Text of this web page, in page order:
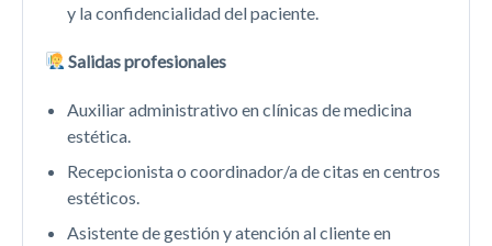
y la confidencialidad del paciente.
Salidas profesionales
Auxiliar administrativo en clínicas de medicina
estética.
Recepcionista o coordinador/a de citas en centros
estéticos.
Asistente de gestión y atención al cliente en